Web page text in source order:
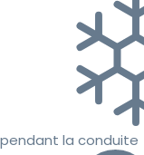
pendant la conduite